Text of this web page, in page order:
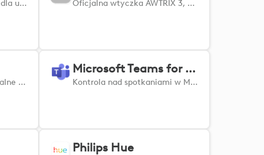
Wtyczka Adobe Audition dla urządzeń Logi usprawnia przepływ pracy, oferując płynną integrację z wieloma akcjami aplikacji. Wtyczka ta pozwala kontrolować narzędzia i funkcje Audition bezpośrednio z urządzeń MX, umożliwiając szybki dostęp do często używanych działań, takich jak regulacja poziomów, ustawienia EQ, przejścia i inne. Dostosuj skróty i usprawnij swój proces twórczy dzięki intuicyjnej, dotykowej kontroli, zwiększając wydajność i precyzję podczas edycji dźwięku. Oficjalna wtyczka AWTRIX 3, która zapewnia zestaw konfigurowalnych akcji dla zegara Ulanzi Smart Pixel.
Zoptymalizuj swoje wirtualne spotkania, aby uzyskać płynne i wydajne doświadczenie, i skorzystaj z zaawansowanego dotykowego sprzężenia zwrotnego dostępnego wyłącznie w myszy MX Master 4, aby uzyskać bardziej angażujące i responsywne środowisko spotkań. Łatwe sterowanie kluczowymi funkcjami Zoom za pomocą wejść dotykowych pozwala na łatwe wyciszanie lub wyłączanie wyciszenia, przełączanie wideo i wyrażanie reakcji bezpośrednio z urządzenia, usprawniając przepływ pracy i zapewniając koncentrację podczas każdego spotkania.
Microsoft Teams for Business
Kontrola nad spotkaniami w Microsoft Teams. Wyciszenie, przełączanie kamery, rozmycie tła, reakcje i wiele więcej!
Philips Hue